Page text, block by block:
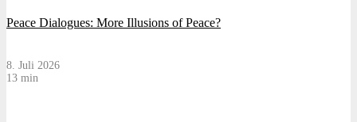
Peace Dialogues: More Illusions of Peace?
8. Juli 2026
13 min